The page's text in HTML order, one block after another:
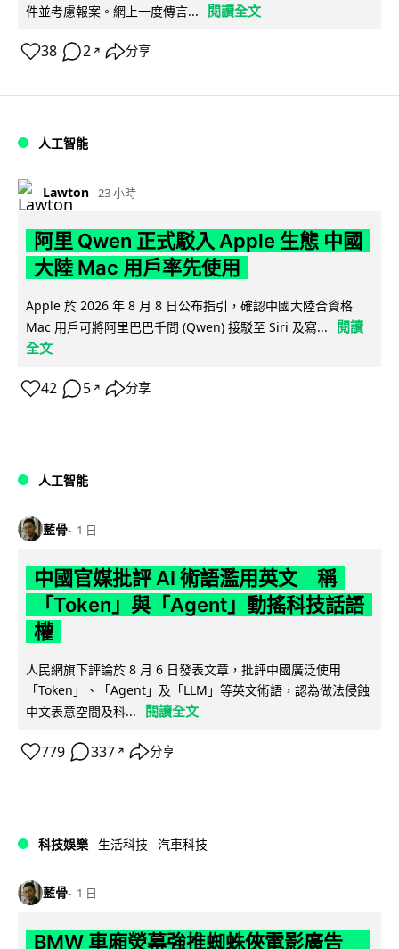
件並考慮報案。網上一度傳言...
閱讀全文
38 2 ↗ 分享
人工智能
Lawton 23 小時
阿里 Qwen 正式駁入 Apple 生態 中國
大陸 Mac 用戶率先使用
Apple 於 2026 年 8 月 8 日公布指引，確認中國大陸合資格
Mac 用戶可將阿里巴巴千問 (Qwen) 接駁至 Siri 及寫...
閱讀
全文
42 5 ↗ 分享
人工智能
藍骨 1 日
中國官媒批評 AI 術語濫用英文 稱
「Token」與「Agent」動搖科技話語
權
人民網旗下評論於 8 月 6 日發表文章，批評中國廣泛使用
「Token」、「Agent」及「LLM」等英文術語，認為做法侵蝕
中文表意空間及科...
閱讀全文
779 337 ↗ 分享
科技娛樂 生活科技 汽車科技
藍骨 1 日
BMW 車廂熒幕強推蜘蛛俠電影廣告